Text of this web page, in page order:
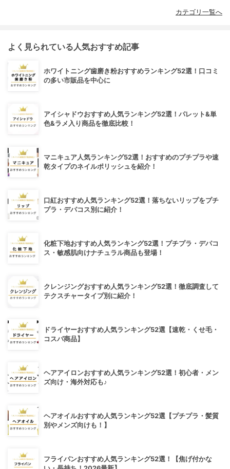
カテゴリ一覧へ
よく見られている人気おすすめ記事
ホワイトニング歯磨き粉おすすめランキング52選！口コミ
の多い市販品を中心に
アイシャドウおすすめ人気ランキング52選！パレット&単
色&ラメ入り商品を徹底比較！
マニキュア人気ランキング52選！おすすめのプチプラや速
乾タイプのネイルポリッシュを紹介！
口紅おすすめ人気ランキング52選！落ちないリップをプチ
プラ・デパコス別に紹介！
化粧下地おすすめ人気ランキング52選！プチプラ・デパコ
ス・敏感肌向けナチュラル商品も登場！
クレンジングおすすめ人気ランキング52選！徹底調査して
テクスチャータイプ別に紹介！
ドライヤーおすすめ人気ランキング52選【速乾・くせ毛・
コスパ商品】
ヘアアイロンおすすめ人気ランキング52選！初心者・メン
ズ向け・海外対応も♪
ヘアオイルおすすめ人気ランキング52選【プチプラ・髪質
別やメンズ向けも！】
フライパンおすすめ人気ランキング52選！【焦げ付かな